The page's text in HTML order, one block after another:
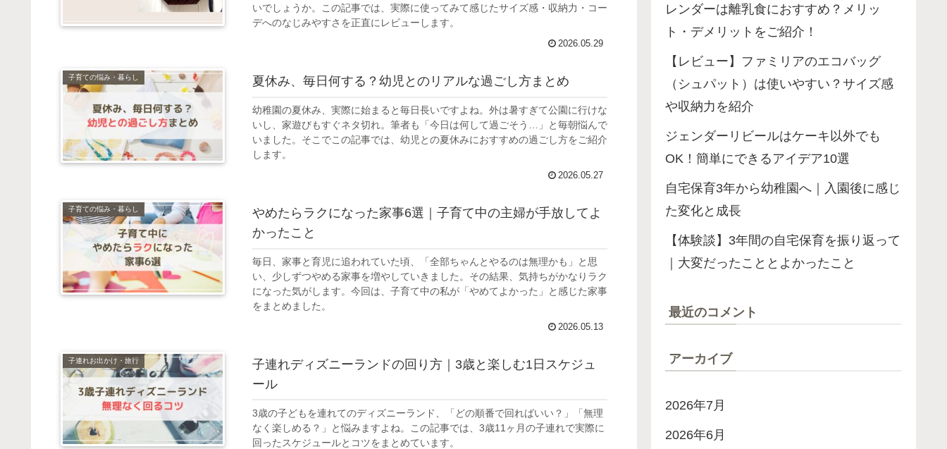
いでしょうか。この記事では、実際に使ってみて感じたサイズ感・収納力・コー
デへのなじみやすさを正直にレビューします。
2026.05.29
子育ての悩み・暮らし 夏休み、毎日何する？幼児とのリアルな過ごし方まとめ
幼稚園の夏休み、実際に始まると毎日長いですよね。外は暑すぎて公園に行けな
いし、家遊びもすぐネタ切れ。筆者も「今日は何して過ごそう…」と毎朝悩んで
いました。そこでこの記事では、幼児との夏休みにおすすめの過ごし方をご紹介
します。
2026.05.27
子育ての悩み・暮らし
やめたらラクになった家事6選｜子育て中の主婦が手放してよ
かったこと
毎日、家事と育児に追われていた頃、「全部ちゃんとやるのは無理かも」と思
い、少しずつやめる家事を増やしていきました。その結果、気持ちがかなりラク
になった気がします。今回は、子育て中の私が「やめてよかった」と感じた家事
をまとめました。
2026.05.13
子連れお出かけ・旅行
子連れディズニーランドの回り方｜3歳と楽しむ1日スケジュ
ール
3歳の子どもを連れてのディズニーランド、「どの順番で回ればいい？」「無理
なく楽しめる？」と悩みますよね。この記事では、3歳11ヶ月の子連れで実際に
回ったスケジュールとコツをまとめています。
レンダーは離乳食におすすめ？メリッ
ト・デメリットをご紹介！
【レビュー】ファミリアのエコバッグ
（シュパット）は使いやすい？サイズ感
や収納力を紹介
ジェンダーリビールはケーキ以外でも
OK！簡単にできるアイデア10選
自宅保育3年から幼稚園へ｜入園後に感じ
た変化と成長
【体験談】3年間の自宅保育を振り返って
｜大変だったこととよかったこと
最近のコメント
アーカイブ
2026年7月
2026年6月